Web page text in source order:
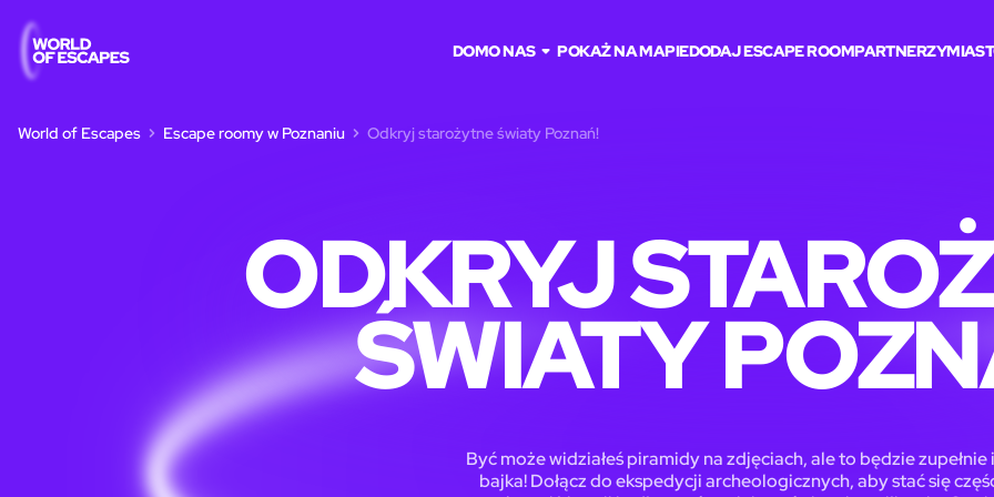
DOMO NAS POKAŻ NA MAPIEDODAJ ESCAPE ROOMPARTNERZY
World of Escapes Escape roomy w Poznaniu Odkryj starożytne światy Poznań!
ODKRYJ
ŚWIATY
Być może widziałeś piramidy na zdjęciach, ale to będzie zupełnie
bajka! Dołącz do ekspedycji archeologicznych, aby stać się